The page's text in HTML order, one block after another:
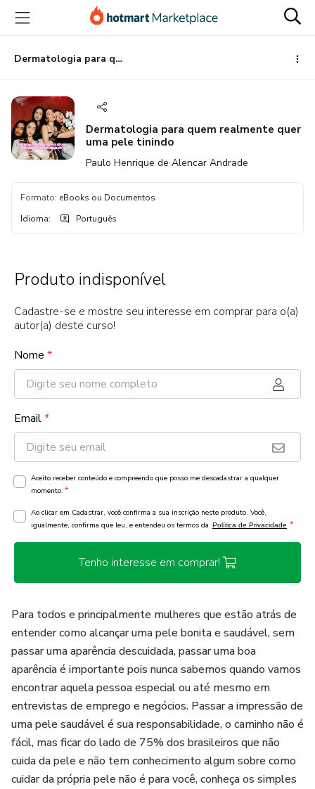
para
conteúdo
principal
para
pagamento
para
rodapé
Dermatologia para quem realmente quer uma pele tinindo
Dermatologia para quem realmente quer
uma pele tinindo
Paulo Henrique de Alencar Andrade
Formato: eBooks ou Documentos
Idioma: Português
Produto indisponível
Cadastre-se e mostre seu interesse em comprar para o(a)
autor(a) deste curso!
Nome *
Email*
Aceito receber conteúdo e compreendo que posso me descadastrar a qualquer
momento. *
Ao clicar em Cadastrar, você confirma a sua inscrição neste produto. Você,
igualmente, confirma que leu, e entendeu os termos da Política de Privacidade *
Tenho interesse em comprar!
Para todos e principalmente mulheres que estão atrás de
entender como alcançar uma pele bonita e saudável, sem
passar uma aparência descuidada, passar uma boa
aparência é importante pois nunca sabemos quando vamos
encontrar aquela pessoa especial ou até mesmo em
entrevistas de emprego e negócios. Passar a impressão de
uma pele saudável é sua responsabilidade, o caminho não é
fácil, mas ficar do lado de 75% dos brasileiros que não
cuida da pele e não tem conhecimento algum sobre como
cuidar da própria pele não é para você, conheça os simples